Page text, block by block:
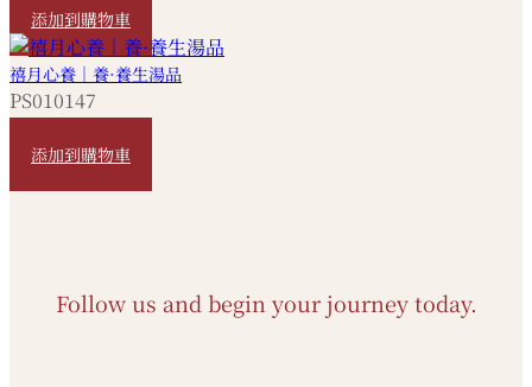
添加到購物車
禧月心養｜養·養生湯品
PS010147
添加到購物車
Follow us and begin your journey today.